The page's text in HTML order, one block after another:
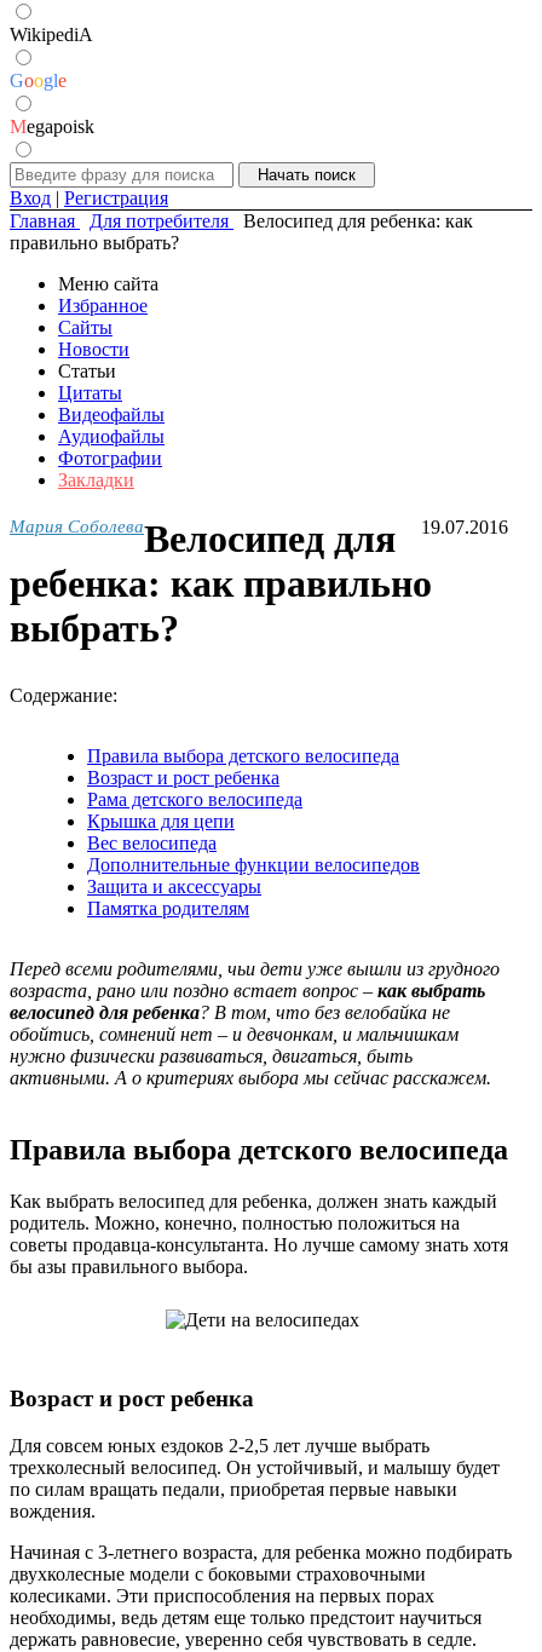
WikipediA
Google
Megapoisk
Вход | Регистрация
Главная
Для потребителя
Велосипед для ребенка: как
правильно выбрать?
Меню сайта
Избранное
Сайты
Новости
Статьи
Цитаты
Видеофайлы
Аудиофайлы
Фотографии
Закладки
Мария Соболева 19.07.2016
Велосипед для
ребенка: как правильно
выбрать?
Содержание:
Правила выбора детского велосипеда
Возраст и рост ребенка
Рама детского велосипеда
Крышка для цепи
Вес велосипеда
Дополнительные функции велосипедов
Защита и аксессуары
Памятка родителям
Перед всеми родителями, чьи дети уже вышли из грудного
возраста, рано или поздно встает вопрос – как выбрать
велосипед для ребенка? В том, что без велобайка не
обойтись, сомнений нет – и девчонкам, и мальчишкам
нужно физически развиваться, двигаться, быть
активными. А о критериях выбора мы сейчас расскажем.
Правила выбора детского велосипеда
Как выбрать велосипед для ребенка, должен знать каждый
родитель. Можно, конечно, полностью положиться на
советы продавца-консультанта. Но лучше самому знать хотя
бы азы правильного выбора.
Возраст и рост ребенка
Для совсем юных ездоков 2-2,5 лет лучше выбрать
трехколесный велосипед. Он устойчивый, и малышу будет
по силам вращать педали, приобретая первые навыки
вождения.
Начиная с 3-летнего возраста, для ребенка можно подбирать
двухколесные модели с боковыми страховочными
колесиками. Эти приспособления на первых порах
необходимы, ведь детям еще только предстоит научиться
держать равновесие, уверенно себя чувствовать в седле.